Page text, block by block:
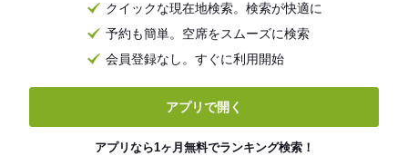
クイックな現在地検索。検索が快適に
予約も簡単。空席をスムーズに検索
会員登録なし。すぐに利用開始
アプリで開く
アプリなら1ヶ月無料でランキング検索！